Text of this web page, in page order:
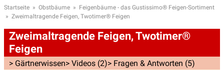
Startseite » Obstbäume » Feigenbäume - das Gustissimo® Feigen-Sortiment
» Zweimaltragende Feigen, Twotimer® Feigen
Zweimaltragende Feigen, Twotimer®
Feigen
> Gärtnerwissen> Videos (2)> Fragen & Antworten (5)